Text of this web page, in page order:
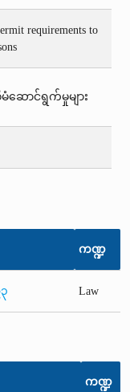
requirements to
ောင်ရွက်မှုများ
ကဏ္ဍ
Law
ကဏ္ဍ